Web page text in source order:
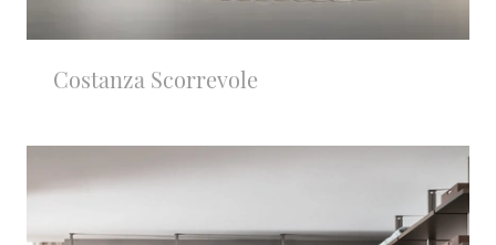
Costanza Scorrevole